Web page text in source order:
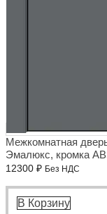
Межкомнатная
Эмалюкс, кромка
12300 ₽ Без НДС
В Корзину